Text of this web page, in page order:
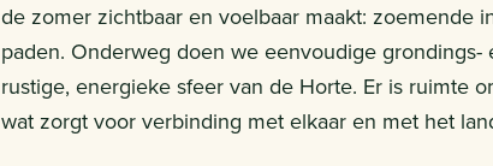
de zomer zichtbaar en voelbaar maakt: zoemende
paden. Onderweg doen we eenvoudige
rustige, energieke sfeer van de Horte. Er is ruimte
wat zorgt voor verbinding met elkaar en met het